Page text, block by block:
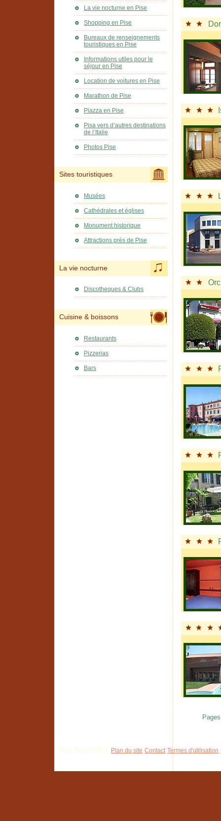
La vie nocturne en Pise
Shopping en Pise
Bureaux de renseignements
touristiques en Pise
Informations utiles pour le
séjour en Pise
Location de voitures en Pise
Marathon de Pise
Piazza en Pise
Pisa vers d’autres destinations
de l’Italie
Photos Pise
Sites touristiques
Musées
Cathédrales et églises
Monument historique
Attractions près de Pise
La vie nocturne
Discotheques & Clubs
Cuisine & boissons
Restaurants
Pizzerias
Bars
Pisa Tour 2026 © Plan du site Contact Termes d'utilisation